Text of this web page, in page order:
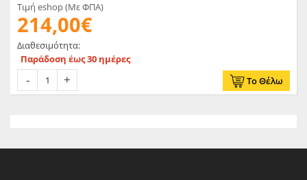
Τιμή eshop (Με ΦΠΑ)
214,00€
Διαθεσιμότητα:
Παράδοση έως 30 ημέρες
Το Θέλω